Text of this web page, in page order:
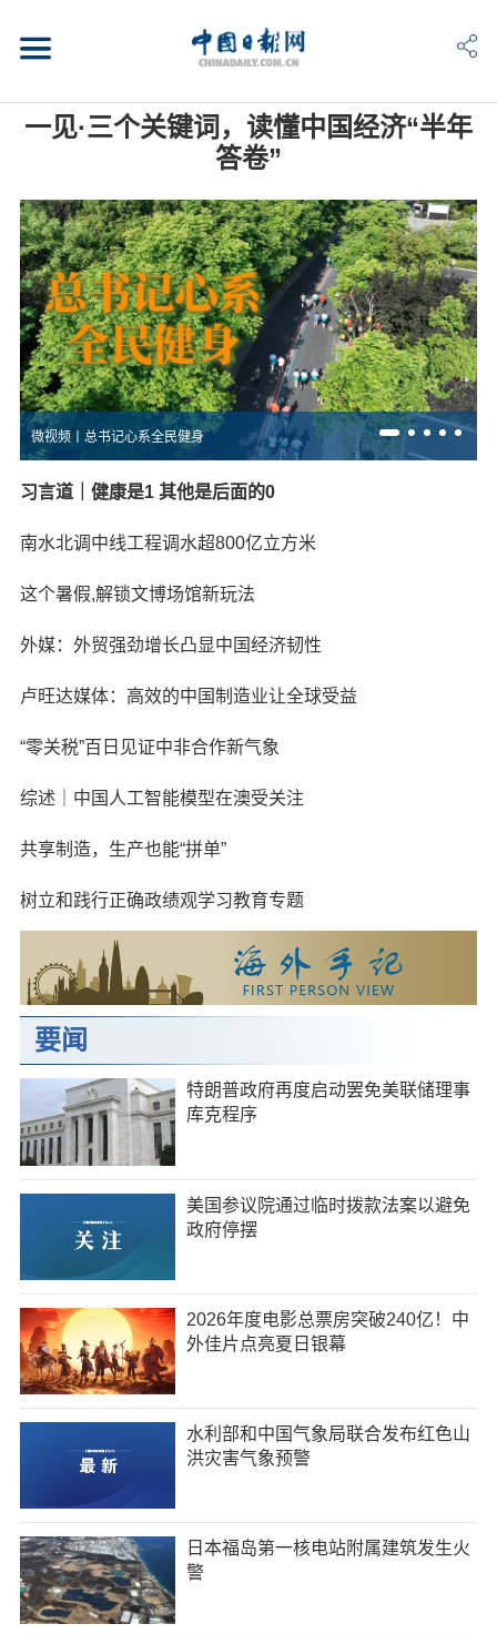
一见·三个关键词，读懂中国经济“半年
答卷”
微视频丨总书记心系全民健身
习言道｜健康是1 其他是后面的0
南水北调中线工程调水超800亿立方米
这个暑假,解锁文博场馆新玩法
外媒：外贸强劲增长凸显中国经济韧性
卢旺达媒体：高效的中国制造业让全球受益
“零关税”百日见证中非合作新气象
综述｜中国人工智能模型在澳受关注
共享制造，生产也能“拼单”
树立和践行正确政绩观学习教育专题
要闻
特朗普政府再度启动罢免美联储理事
库克程序
美国参议院通过临时拨款法案以避免
政府停摆
2026年度电影总票房突破240亿！中
外佳片点亮夏日银幕
水利部和中国气象局联合发布红色山
洪灾害气象预警
日本福岛第一核电站附属建筑发生火
警